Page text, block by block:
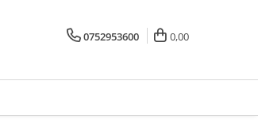
0752953600 0,00